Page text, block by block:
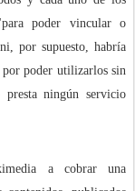
poder vincular o
por supuesto, habría
por poder utilizarlos sin
presta ningún servicio
a cobrar una